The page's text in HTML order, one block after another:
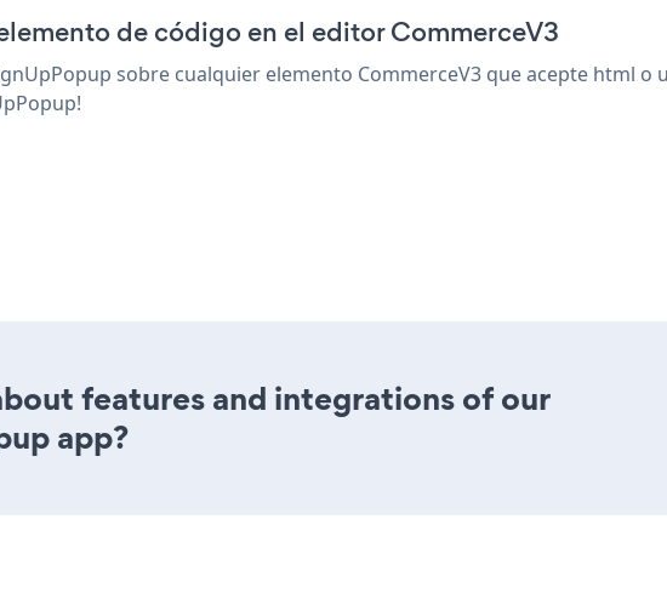
de código en el editor CommerceV3
sobre cualquier elemento CommerceV3 que acepte html o
features and integrations of our
app?